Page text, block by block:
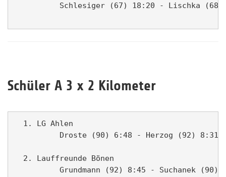
Schlesiger (67) 18:20 - Lischka
Schüler A 3 x 2 Kilometer
1. LG Ahlen
Droste (90) 6:48 - Herzog (92) 8:31
2. Lauffreunde Bönen